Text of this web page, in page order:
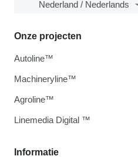
Nederland / Nederlands
Informatie
Onze projecten
Autoline™
Machineryline™
Agroline™
Linemedia Digital ™